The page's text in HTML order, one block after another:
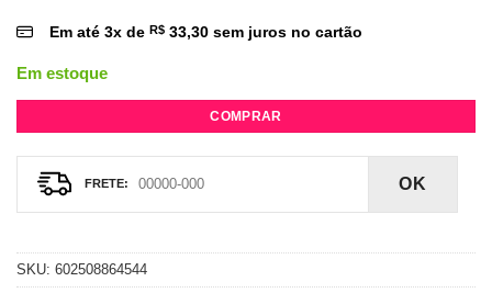
Em até 3x de R$ 33,30 sem juros no cartão
Em estoque
COMPRAR
OK
SKU: 602508864544